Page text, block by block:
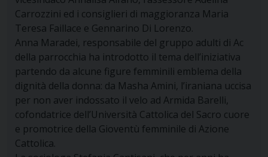
Carrozzini ed i consiglieri di maggioranza Maria
Teresa Faillace e Gennarino Di Lorenzo.
Anna Maradei, responsabile del gruppo adulti di Ac
della parrocchia ha introdotto il tema dell’iniziativa
partendo da alcune figure femminili emblema della
dignità della donna: da Masha Amini, l’iraniana uccisa
per non aver indossato il velo ad Armida Barelli,
cofondatrice dell’Università Cattolica del Sacro cuore
e promotrice della Gioventù femminile di Azione
Cattolica.